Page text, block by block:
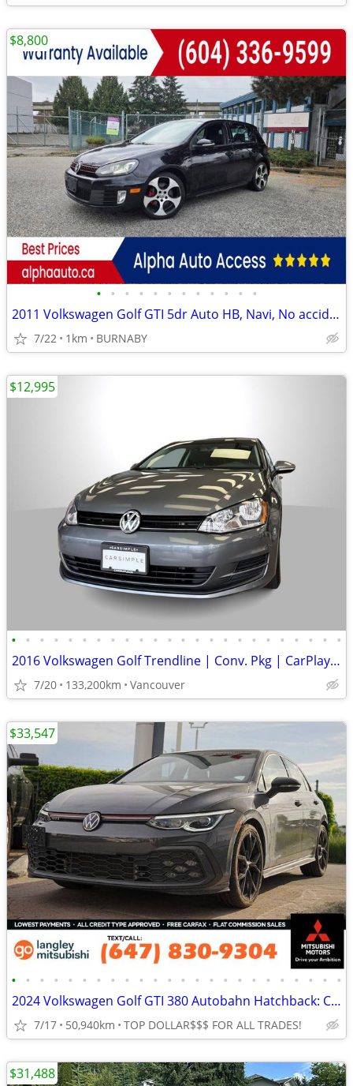
• • • • • • • • • • • •
2011 Volkswagen Golf GTI 5dr Auto HB, Navi, No accident
7/22 1km BURNABY
$8,800
• • • • • • • • • • • • • • • • • • • • • • • •
2016 Volkswagen Golf Trendline | Conv. Pkg | CarPlay | Android Auto
7/20 133,200km Vancouver
$12,995
• • • • • • • • • • • • • • • • • • • • • • • •
2024 Volkswagen Golf GTI 380 Autobahn Hatchback: CLEAN RECORDS!
7/17 50,940km TOP DOLLAR$$$ FOR ALL TRADES!
$33,547
$31,488